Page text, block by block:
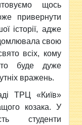
щось
привернути
історії, адже
свою
всіх, кому
буде дуже
вражень.
ТРЦ «Київ»
козака. У
студенти